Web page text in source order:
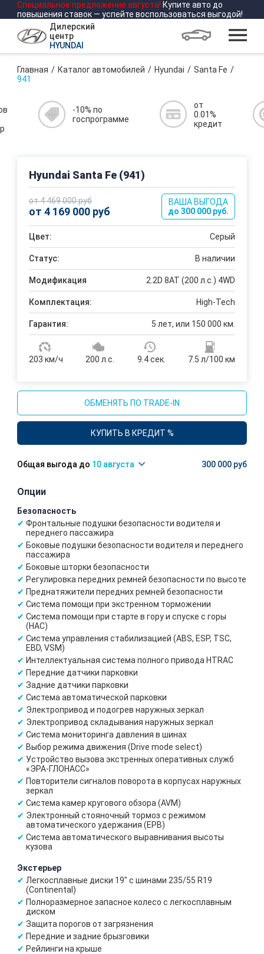
Специальное предложение августа! Купите авто до
повышения ставок — успейте воспользоваться выгодой!
Дилерский
центр
HYUNDAI
Главная Каталог автомобилей Hyundai
Santa Fe
941
-10% по
госпрограмме
от
0.01%
кредит
Hyundai Santa Fe (941)
от 4 469 000 руб
от 4 169 000 руб
ВАША ВЫГОДА
до 300 000 руб.
Цвет: Серый
Статус: В наличии
Модификация 2.2D 8АТ (200 л.с.) 4WD
Комплектация: High-Tech
Гарантия: 5 лет, или 150 000 км.
203 км/ч 200 л.с. 9.4 сек. 7.5 л/100 км
КУПИТЬ В КРЕДИТ %
ОБМЕНЯТЬ ПО TRADE-IN
10 августа 300 000 руб
Опции
Безопасность
Фронтальные подушки безопасности водителя и
переднего пассажира
Боковые подушки безопасности водителя и переднего
пассажира
Боковые шторки безопасности
Регулировка передних ремней безопасности по высоте
Преднатяжители передних ремней безопасности
Система помощи при экстренном торможении
Система помощи при старте в гору и спуске с горы
(HAC)
Система управления стабилизацией (ABS, ESP, TSC,
EBD, VSM)
Интеллектуальная система полного привода HTRAC
Передние датчики парковки
Задние датчики парковки
Система автоматической парковки
Электропривод и подогрев наружных зеркал
Электропривод складывания наружных зеркал
Система мониторинга давления в шинах
Выбор режима движения (Drive mode select)
Устройство вызова экстренных оперативных служб
«ЭРА-ГЛОНАСС»
Повторители сигналов поворота в корпусах наружных
зеркал
Система камер кругового обзора (AVM)
Электронный стояночный тормоз с режимом
автоматического удержания (EPB)
Система автоматического выравнивания высоты
кузова
Экстерьер
Легкосплавные диски 19" с шинами 235/55 R19
(Continental)
Полноразмерное запасное колесо с легкосплавным
диском
Защита порогов от загрязнения
Передние и задние брызговики
Рейлинги на крыше